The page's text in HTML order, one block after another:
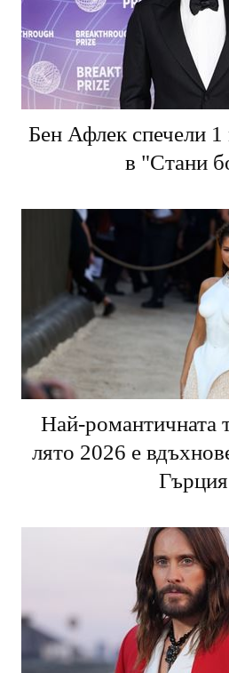
Бен Афлек спечели
в "Стани
Най-романтичната
лято 2026 е
Гърция